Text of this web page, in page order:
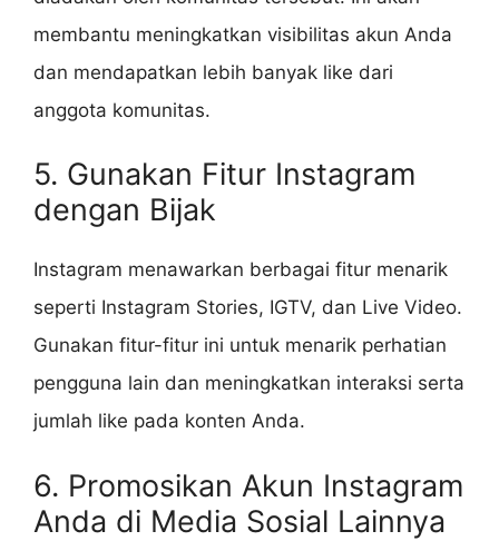
membantu meningkatkan visibilitas akun Anda
dan mendapatkan lebih banyak like dari
anggota komunitas.
5. Gunakan Fitur Instagram
dengan Bijak
Instagram menawarkan berbagai fitur menarik
seperti Instagram Stories, IGTV, dan Live Video.
Gunakan fitur-fitur ini untuk menarik perhatian
pengguna lain dan meningkatkan interaksi serta
jumlah like pada konten Anda.
6. Promosikan Akun Instagram
Anda di Media Sosial Lainnya